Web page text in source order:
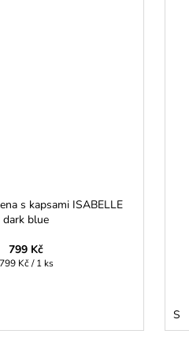
s kapsami ISABELLE
dark blue
799 Kč
Měrná
799 Kč / 1 ks
S